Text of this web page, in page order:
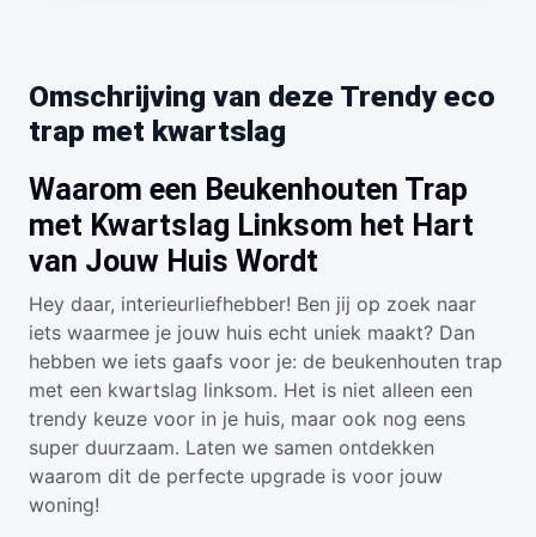
Omschrijving van deze Trendy eco
trap met kwartslag
Waarom een Beukenhouten Trap
met Kwartslag Linksom het Hart
van Jouw Huis Wordt
Hey daar, interieurliefhebber! Ben jij op zoek naar
iets waarmee je jouw huis echt uniek maakt? Dan
hebben we iets gaafs voor je: de beukenhouten trap
met een kwartslag linksom. Het is niet alleen een
trendy keuze voor in je huis, maar ook nog eens
super duurzaam. Laten we samen ontdekken
waarom dit de perfecte upgrade is voor jouw
woning!